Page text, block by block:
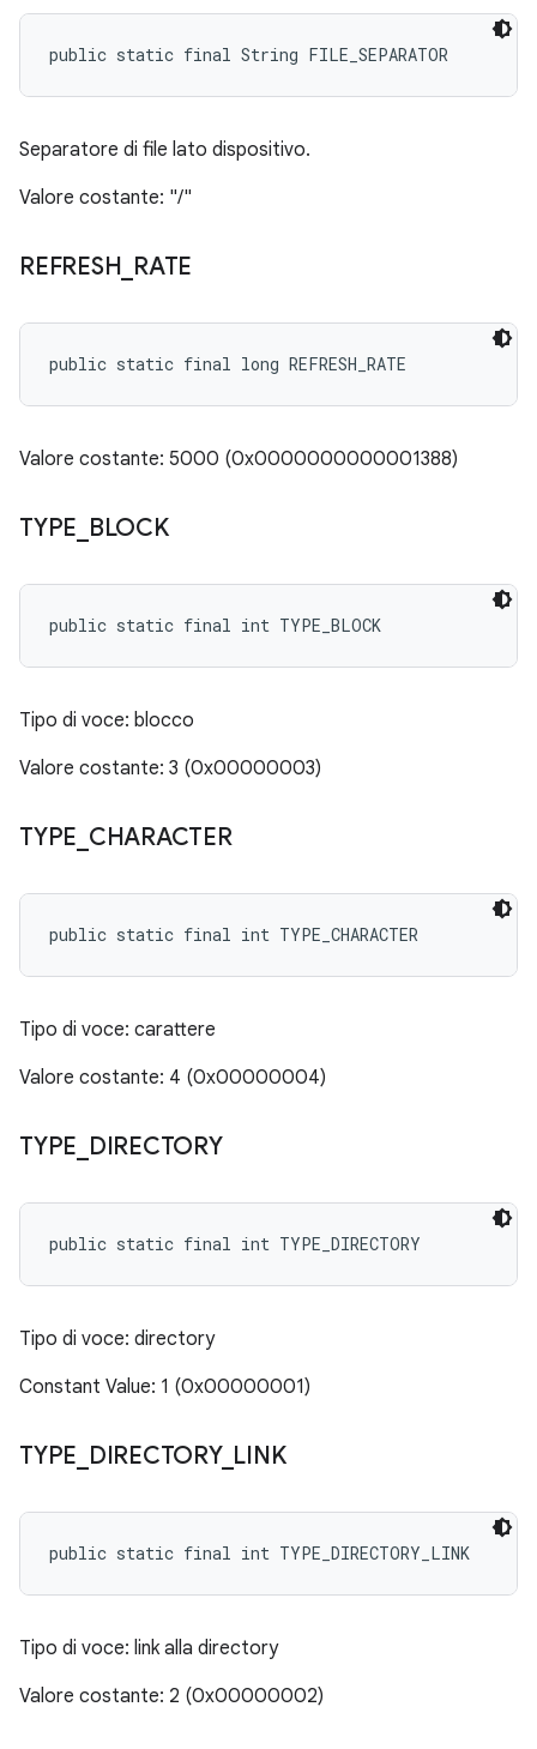
public static final String FILE_SEPARATOR
Separatore di file lato dispositivo.
Valore costante: "/"
REFRESH RATE
public static final long REFRESH_RATE
Valore costante: 5000 (0x0000000000001388)
TYPE BLOCK
public static final int TYPE_BLOCK
Tipo di voce: blocco
Valore costante: 3 (0x00000003)
TYPE CHARACTER
public static final int TYPE_CHARACTER
Tipo di voce: carattere
Valore costante: 4 (0x00000004)
TYPE DIRECTORY
public static final int TYPE_DIRECTORY
Tipo di voce: directory
Constant Value: 1 (0x00000001)
TYPE DIRECTORY_ LINK
public static final int TYPE_DIRECTORY_LINK
Tipo di voce: link alla directory
Valore costante: 2 (0x00000002)